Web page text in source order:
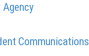
Agency
Communications